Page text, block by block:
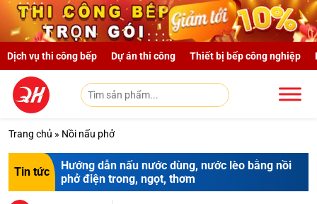
Skip to main content
Dịch vụ thi công bếp Dự án thi công Thiết bị bếp công nghiệp
Trang chủ » Nồi nấu phở
Tin tức
Hướng dẫn nấu nước dùng, nước lèo bằng nồi
phở điện trong, ngọt, thơm